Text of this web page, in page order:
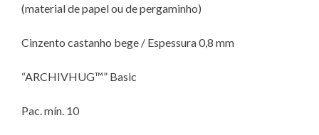
(material de papel ou de pergaminho)
Cinzento castanho bege / Espessura 0,8 mm
“ARCHIVHUG™” Basic
Pac. mín. 10